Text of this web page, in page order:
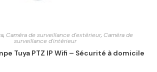
, Caméra de surveillance d'extérieur, Caméra de
surveillance d'intérieur
Tuya PTZ IP Wifi – Sécurité à domicile